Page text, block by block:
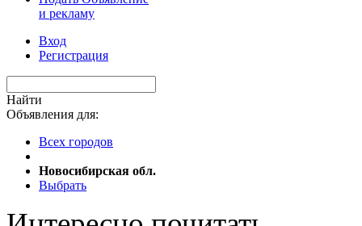
и рекламу
Вход
Регистрация
Найти
Объявления для:
Всех городов
Новосибирская обл.
Выбрать